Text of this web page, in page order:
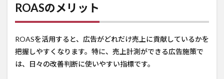
ROASのメリット
ROASを活用すると、広告がどれだけ売上に貢献しているかを
把握しやすくなります。特に、売上計測ができる広告施策で
は、日々の改善判断に使いやすい指標です。